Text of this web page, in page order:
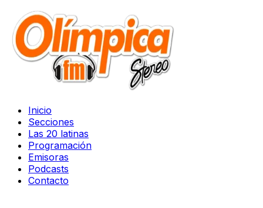
Inicio
Secciones
Las 20 latinas
Programación
Emisoras
Podcasts
Contacto